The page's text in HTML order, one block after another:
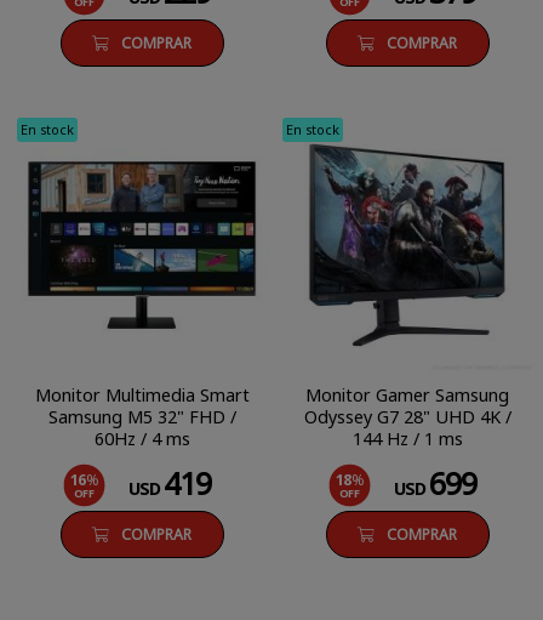
COMPRAR COMPRAR
En stock
Monitor Multimedia Smart
Samsung M5 32" FHD /
60Hz / 4 ms
16%
OFF USD 419
COMPRAR
En stock
Monitor Gamer Samsung
Odyssey G7 28" UHD 4K /
144 Hz / 1 ms
18%
OFF USD 699
COMPRAR